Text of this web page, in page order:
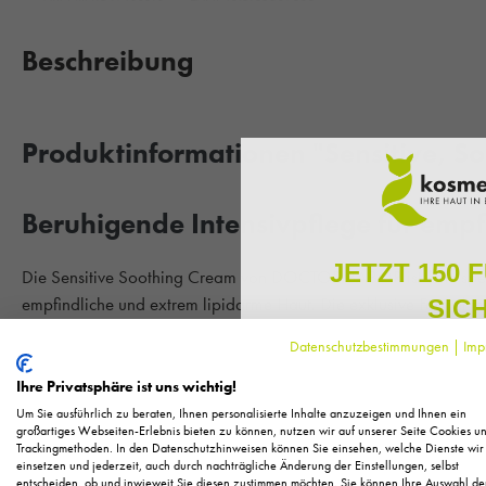
Beschreibung
Produktinformationen "Sensitive,
Beruhigende Intensivpflege für
Die Sensitive Soothing Cream von DOCTOR BABOR ist eine
empfindliche und extrem lipidarme Haut. Die exklusive Formel
Hautschutzbarriere. Rötungen und Juckreiz werden gelindert.
widerstandsfähiger und ihr Feuchtigkeitshaushalt optimiert.
therapiebegleitende Pflege in symptomfreien Phasen. Das
ausgeglichenes Hautgefühl.
Datenschutzbestimmungen |
Ihre Privatsphäre ist uns wichtig!
Um Sie ausführlich zu beraten, Ihnen personalisierte Inhalte anzuzeigen und Ihnen ein
großartiges Webseiten-Erlebnis bieten zu können, nutzen wir auf unserer Seite Cookies
Trackingmethoden. In den Datenschutzhinweisen können Sie einsehen, welche Dienste wir
einsetzen und jederzeit, auch durch nachträgliche Änderung der Einstellungen, selbst
JETZT 150
Melden Sie sich zu
regelmäßig exklusive
Pflege, neue Produkte
Als kleines Dankeschön für
Ihnen150 Fuchstaler*, die
Einkauf